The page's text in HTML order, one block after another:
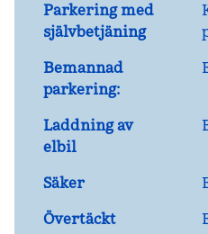
Parkering med
självbetjäning
Bemannad
parkering:
Laddning av
elbil
Säker
Övertäckt